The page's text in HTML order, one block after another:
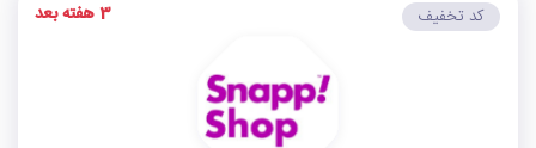
کد تخفیف 3 هفته بعد